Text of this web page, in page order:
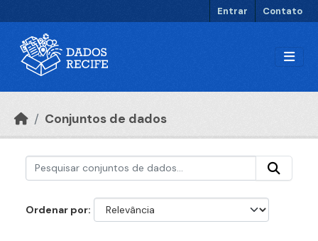
Entrar Contato
Conjuntos de dados
Ordenar por